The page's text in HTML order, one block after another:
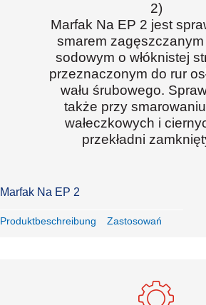
2)
Marfak Na EP 2 jest
smarem zagęszczanym
sodowym o włóknistej
przeznaczonym do rur
wału śrubowego.
także przy smarowaniu
wałeczkowych i
przekładni
Marfak Na EP 2
Produktbeschreibung Zastosowań